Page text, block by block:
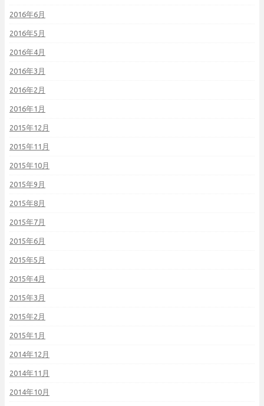
2016年6月
2016年5月
2016年4月
2016年3月
2016年2月
2016年1月
2015年12月
2015年11月
2015年10月
2015年9月
2015年8月
2015年7月
2015年6月
2015年5月
2015年4月
2015年3月
2015年2月
2015年1月
2014年12月
2014年11月
2014年10月